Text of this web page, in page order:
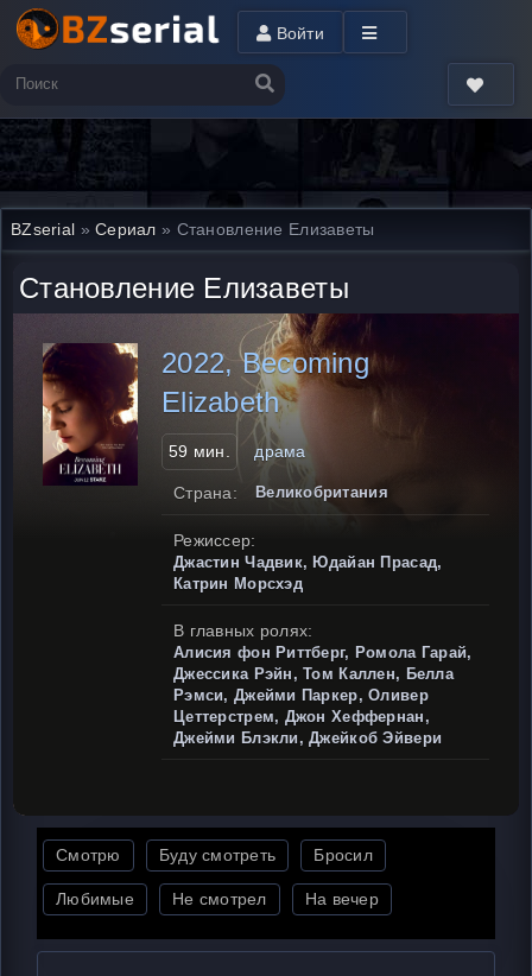
Войти
BZserial »Сериал » Становление Елизаветы
Становление Елизаветы
2022, Becoming
Elizabeth
59 мин. драма
Страна: Великобритания
Режиссер:
Джастин Чадвик, Юдайан Прасад,
Катрин Морсхэд
В главных ролях:
Алисия фон Риттберг, Ромола Гарай,
Джессика Рэйн, Том Каллен, Белла
Рэмси, Джейми Паркер, Оливер
Цеттерстрем, Джон Хеффернан,
Джейми Блэкли, Джейкоб Эйвери
Смотрю Буду смотреть Бросил
Любимые Не смотрел На вечер